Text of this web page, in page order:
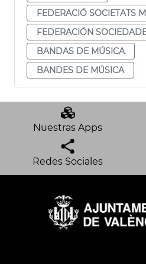
FEDERACIÓ SOCIETATS
FEDERACIÓN
BANDAS DE MÚSICA
BANDES DE MÚSICA
Nuestras Apps
Redes Sociales